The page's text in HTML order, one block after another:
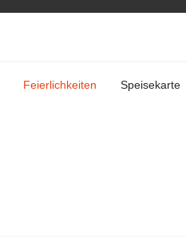
Feierlichkeiten Speisekarte